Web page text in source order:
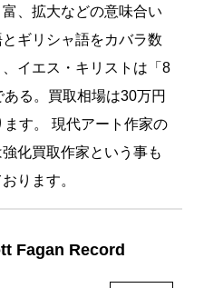
、拡大などの意味合い
ギリシャ語をカバラ数
イエス・キリストは「8
る。買取相場は30万円
す。 現代アート作家の
化買取作家という事も
ります。
Fagan Record